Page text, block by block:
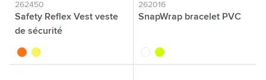
262450
Safety Reflex Vest veste
de sécurité
orange fluo
jaune fluo
262016
SnapWrap bracelet PVC
blancjaune fluo